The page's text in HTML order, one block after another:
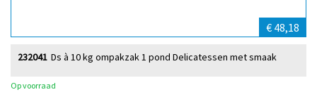
€ 48,18
Ds à 10 kg ompakzak 1 pond Delicatessen met smaak
232041
Op voorraad